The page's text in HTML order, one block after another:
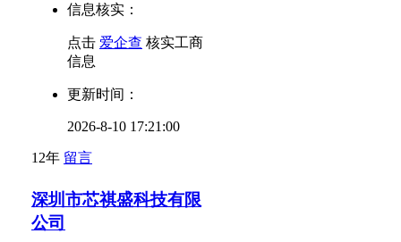
信息核实：
点击 爱企查 核实工商
信息
更新时间：
2026-8-10 17:21:00
12年 留言
深圳市芯祺盛科技有限
公司